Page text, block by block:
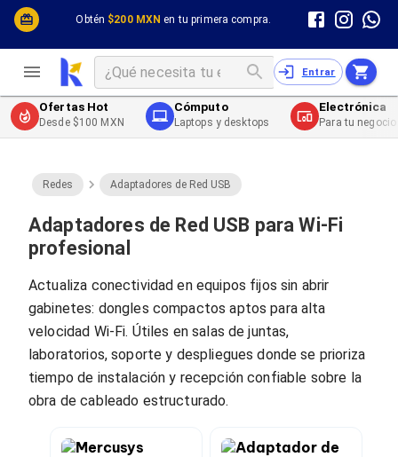
Obtén $200 MXN en tu primera compra.
Cómputo y Hardware
Desktop y Portátiles
Impresión y Consumibles
Celulares y Telefonía
Energía
Entrar
Cómputo y Hardware
Cables
Cables PC
Cables PC USB
Cables PC Serial
Cables PC SATA / eSATA
Cables PC SAS
Cables PC VGA / HD15
Cables de Audio / Video AUX
Cables de Audio / Video VGA
Cables de Audio / Video RCA
Cables de Audio / Video Toslink
Cables de Audio / Video DVI
Cables de Energía
Cables de Poder (Interno)
Cables de Poder (Externo)
Cables de Red
Cables Patch
Cables Fibra Óptica
Cables SFP+
Accesorios para Cables
Jacks de Red
Ofertas Hot
Desde $100 MXN
Cómputo
Laptops y desktops
Electrónica
Para tu
Redes Adaptadores de Red USB
Adaptadores de Red USB para Wi‑Fi
profesional
Actualiza conectividad en equipos fijos sin abrir
gabinetes: dongles compactos aptos para alta
velocidad Wi‑Fi. Útiles en salas de juntas,
laboratorios, soporte y despliegues donde se prioriza
tiempo de instalación y recepción confiable sobre la
obra de cableado estructurado.